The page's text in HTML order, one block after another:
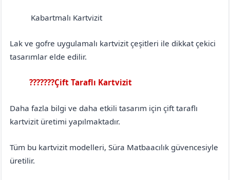
Kabartmalı Kartvizit
Lak ve gofre uygulamalı kartvizit çeşitleri ile dikkat çekici
tasarımlar elde edilir.
???????Çift Taraflı Kartvizit
Daha fazla bilgi ve daha etkili tasarım için çift taraflı
kartvizit üretimi yapılmaktadır.
Tüm bu kartvizit modelleri, Süra Matbaacılık güvencesiyle
üretilir.